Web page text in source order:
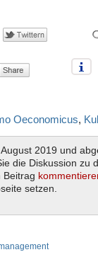
Oeconomicus,
2019 und
die Diskussion zu
Beitrag
setzen.